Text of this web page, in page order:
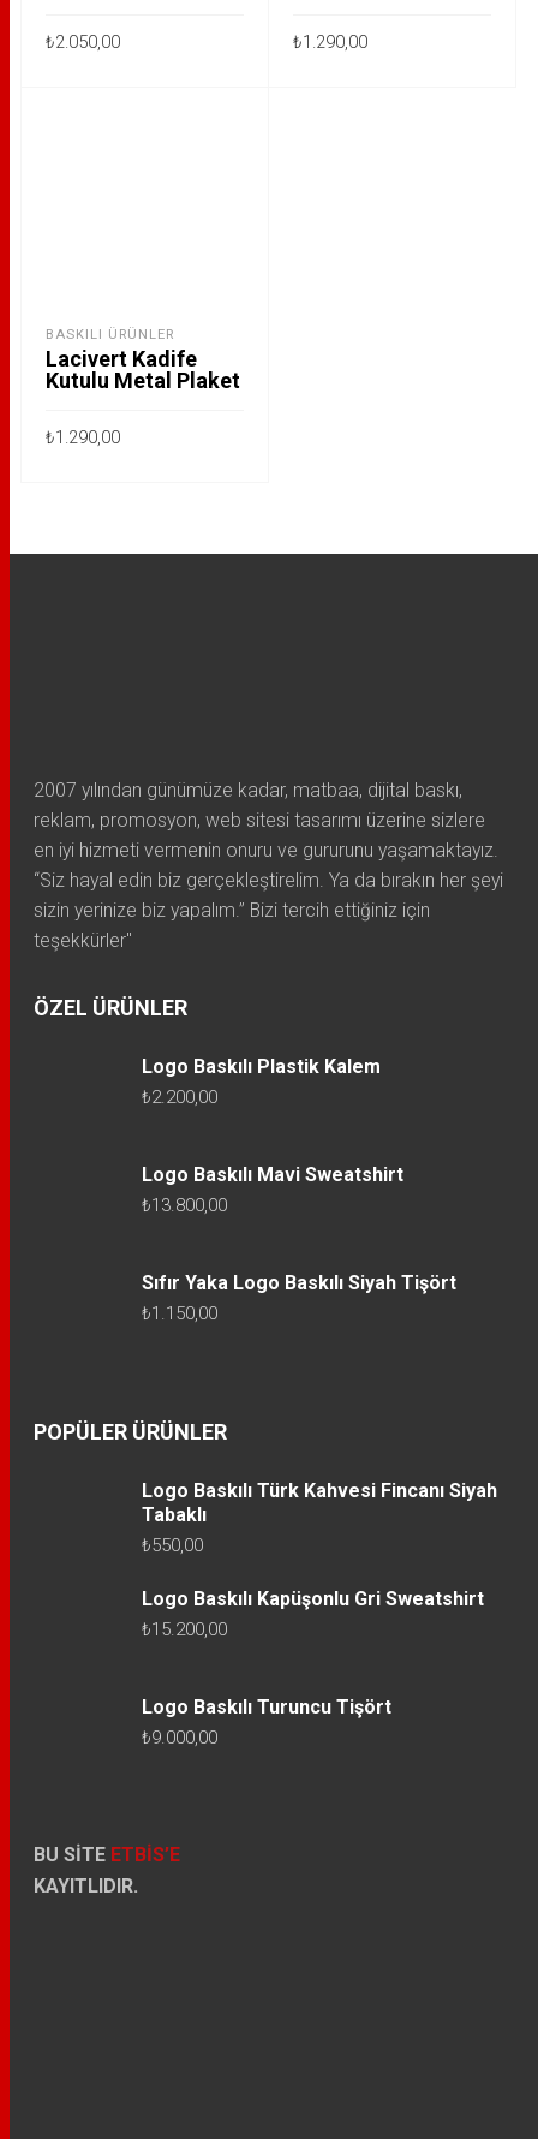
₺2.050,00 ₺1.290,00
BASKILI ÜRÜNLER
Lacivert Kadife
Kutulu Metal Plaket
₺1.290,00
2007 yılından günümüze kadar, matbaa, dijital baskı,
reklam, promosyon, web sitesi tasarımı üzerine sizlere
en iyi hizmeti vermenin onuru ve gururunu yaşamaktayız.
“Siz hayal edin biz gerçekleştirelim. Ya da bırakın her şeyi
sizin yerinize biz yapalım.” Bizi tercih ettiğiniz için
teşekkürler"
ÖZEL ÜRÜNLER
Logo Baskılı Plastik Kalem
₺2.200,00
Logo Baskılı Mavi Sweatshirt
₺13.800,00
Sıfır Yaka Logo Baskılı Siyah Tişört
₺1.150,00
POPÜLER ÜRÜNLER
Logo Baskılı Türk Kahvesi Fincanı Siyah
Tabaklı
₺550,00
Logo Baskılı Kapüşonlu Gri Sweatshirt
₺15.200,00
Logo Baskılı Turuncu Tişört
₺9.000,00
BU SİTE ETBİS’E
KAYITLIDIR.